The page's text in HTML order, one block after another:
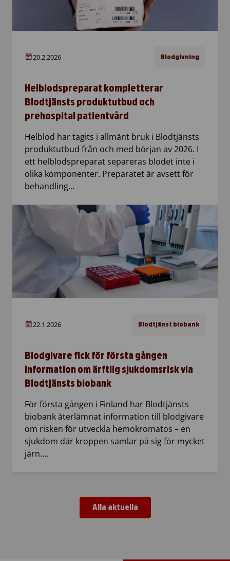
20.2.2026 Blodgivning
Helblodspreparat kompletterar
Blodtjänsts produktutbud och
prehospital patientvård
Helblod har tagits i allmänt bruk i Blodtjänsts
produktutbud från och med början av 2026. I
ett helblodspreparat separeras blodet inte i
olika komponenter. Preparatet är avsett för
behandling…
22.1.2026 Blodtjänst biobank
Blodgivare fick för första gången
information om ärftlig sjukdomsrisk via
Blodtjänsts biobank
För första gången i Finland har Blodtjänsts
biobank återlämnat information till blodgivare
om risken för utveckla hemokromatos – en
sjukdom där kroppen samlar på sig för mycket
järn.…
Alla aktuella